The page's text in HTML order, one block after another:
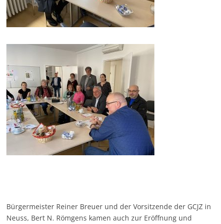
Bürgermeister Reiner Breuer und der Vorsitzende der GCJZ in
Neuss, Bert N. Römgens kamen auch zur Eröffnung und